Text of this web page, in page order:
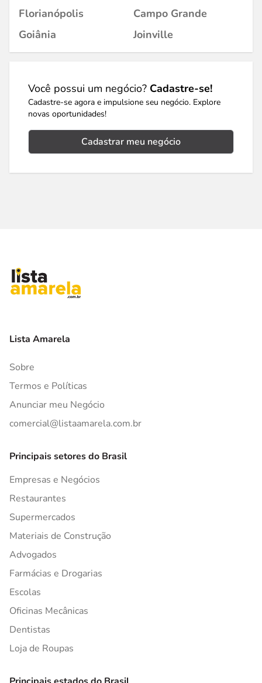
Florianópolis
Campo Grande
Goiânia
Joinville
Você possui um negócio? Cadastre-se!
Cadastre-se agora e impulsione seu negócio. Explore
novas oportunidades!
Cadastrar meu negócio
Lista Amarela
Sobre
Termos e Políticas
Anunciar meu Negócio
comercial@listaamarela.com.br
Principais setores do Brasil
Empresas e Negócios
Restaurantes
Supermercados
Materiais de Construção
Advogados
Farmácias e Drogarias
Escolas
Oficinas Mecânicas
Dentistas
Loja de Roupas